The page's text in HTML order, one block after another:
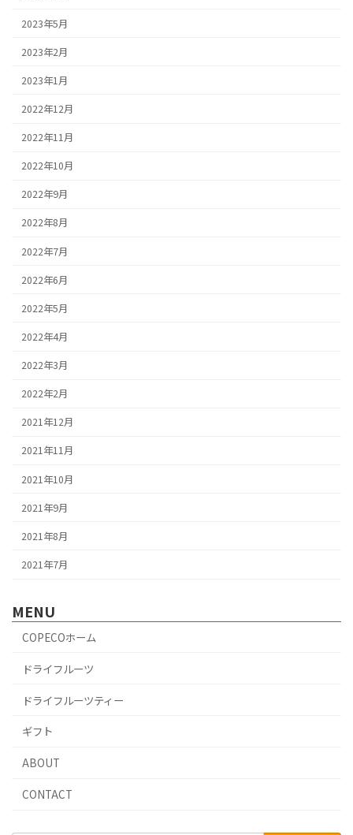
2023年5月
2023年2月
2023年1月
2022年12月
2022年11月
2022年10月
2022年9月
2022年8月
2022年7月
2022年6月
2022年5月
2022年4月
2022年3月
2022年2月
2021年12月
2021年11月
2021年10月
2021年9月
2021年8月
2021年7月
MENU
COPECOホーム
ドライフルーツ
ドライフルーツティー
ギフト
ABOUT
CONTACT